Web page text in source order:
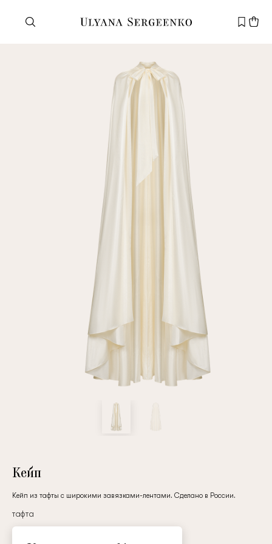
Нужна помощь?
Служба поддержки
+7 495 105 70 25
support@ulyanasergeenko.com
Новый
клиент
Электронная почта
Повтор пароля
Дата рождения
Нажимая на кнопку "Регистрация", вы соглашаетесь с
политики конфиденциальности
Зарегистрированный
Кейп
Кейп из тафты с широкими завязками-лентами. Сделано в России.
тафта